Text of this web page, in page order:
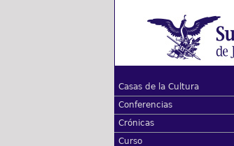
Casas de la Cultura
Conferencias
Crónicas
Curso